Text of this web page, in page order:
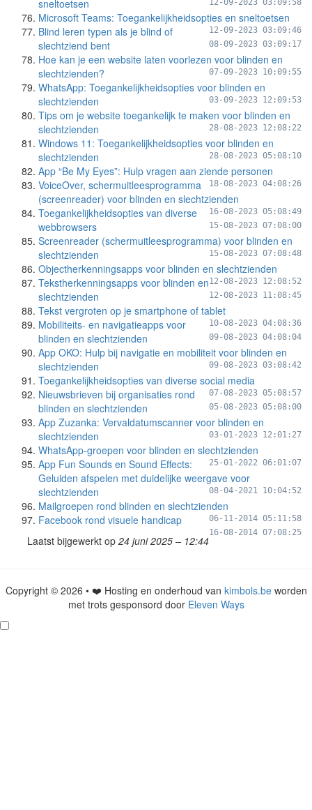
sneltoetsen
12-09-2023 03:09:58
Microsoft Teams: Toegankelijkheidsopties en sneltoetsen
12-09-2023 03:09:46
Blind leren typen als je blind of
slechtziend bent
08-09-2023 03:09:17
Hoe kan je een website laten voorlezen voor blinden en
slechtzienden?
07-09-2023 10:09:55
WhatsApp: Toegankelijkheidsopties voor blinden en
slechtzienden
03-09-2023 12:09:53
Tips om je website toegankelijk te maken voor blinden en
slechtzienden
28-08-2023 12:08:22
Windows 11: Toegankelijkheidsopties voor blinden en
slechtzienden
28-08-2023 05:08:10
App “Be My Eyes”: Hulp vragen aan ziende personen
18-08-2023 04:08:26
VoiceOver, schermuitleesprogramma
(screenreader) voor blinden en slechtzienden
16-08-2023 05:08:49
Toegankelijkheidsopties van diverse
webbrowsers
15-08-2023 07:08:00
Screenreader (schermuitleesprogramma) voor blinden en
slechtzienden
15-08-2023 07:08:48
Objectherkenningsapps voor blinden en slechtzienden
12-08-2023 12:08:52
Tekstherkenningsapps voor blinden en
slechtzienden
12-08-2023 11:08:45
Tekst vergroten op je smartphone of tablet
10-08-2023 04:08:36
Mobiliteits- en navigatieapps voor
blinden en slechtzienden
09-08-2023 04:08:04
App OKO: Hulp bij navigatie en mobiliteit voor blinden en
slechtzienden
09-08-2023 03:08:42
Toegankelijkheidsopties van diverse social media
07-08-2023 05:08:57
Nieuwsbrieven bij organisaties rond
blinden en slechtzienden
05-08-2023 05:08:00
App Zuzanka: Vervaldatumscanner voor blinden en
slechtzienden
03-01-2023 12:01:27
WhatsApp-groepen voor blinden en slechtzienden
25-01-2022 06:01:07
App Fun Sounds en Sound Effects:
Geluiden afspelen met duidelijke weergave voor
slechtzienden
08-04-2021 10:04:52
Mailgroepen rond blinden en slechtzienden
06-11-2014 05:11:58
Facebook rond visuele handicap
16-08-2014 07:08:25
Laatst bijgewerkt op 24 juni 2025 – 12:44
Copyright © 2026 • ❤️ Hosting en onderhoud van kimbols.beworden
met trots gesponsord door Eleven Ways